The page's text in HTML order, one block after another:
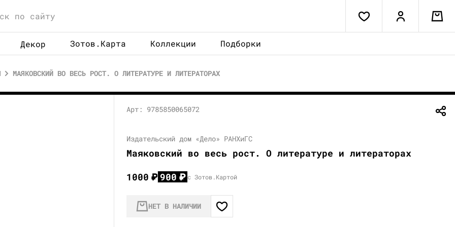
Декор Зотов.Карта Коллекции Подборки
МАЯКОВСКИЙ ВО ВЕСЬ РОСТ. О ЛИТЕРАТУРЕ И ЛИТЕРАТОРАХ
Арт: 9785850065072
Издательский дом «Дело» РАНХиГС
Маяковский во весь рост. О литературе и литераторах
1000₽ 900₽ с Зотов.Картой
НЕТ В НАЛИЧИИ